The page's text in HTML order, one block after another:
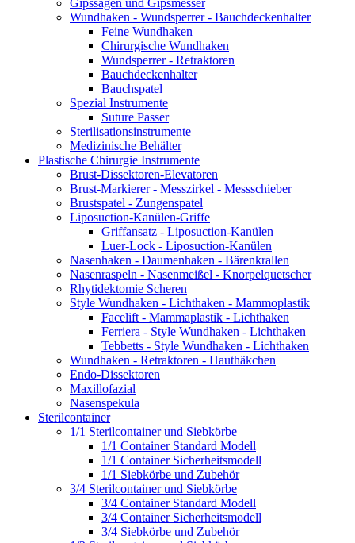
Gipssägen und Gipsmesser
Wundhaken - Wundsperrer - Bauchdeckenhalter
Feine Wundhaken
Chirurgische Wundhaken
Wundsperrer - Retraktoren
Bauchdeckenhalter
Bauchspatel
Spezial Instrumente
Suture Passer
Sterilisationsinstrumente
Medizinische Behälter
Plastische Chirurgie Instrumente
Brust-Dissektoren-Elevatoren
Brust-Markierer - Messzirkel - Messschieber
Brustspatel - Zungenspatel
Liposuction-Kanülen-Griffe
Griffansatz - Liposuction-Kanülen
Luer-Lock - Liposuction-Kanülen
Nasenhaken - Daumenhaken - Bärenkrallen
Nasenraspeln - Nasenmeißel - Knorpelquetscher
Rhytidektomie Scheren
Style Wundhaken - Lichthaken - Mammoplastik
Facelift - Mammaplastik - Lichthaken
Ferriera - Style Wundhaken - Lichthaken
Tebbetts - Style Wundhaken - Lichthaken
Wundhaken - Retraktoren - Hauthäkchen
Endo-Dissektoren
Maxillofazial
Nasenspekula
Sterilcontainer
1/1 Sterilcontainer und Siebkörbe
1/1 Container Standard Modell
1/1 Container Sicherheitsmodell
1/1 Siebkörbe und Zubehör
3/4 Sterilcontainer und Siebkörbe
3/4 Container Standard Modell
3/4 Container Sicherheitsmodell
3/4 Siebkörbe und Zubehör